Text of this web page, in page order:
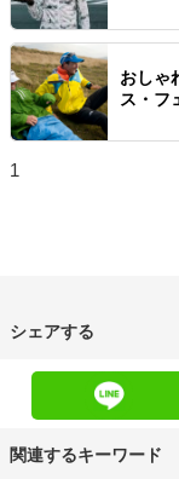
おしゃ
ス・フ
1
シェアする
関連するキーワード